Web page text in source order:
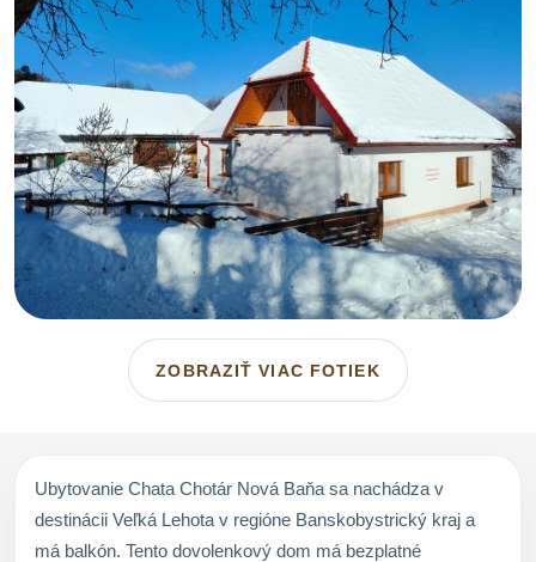
ZOBRAZIŤ VIAC FOTIEK
Ubytovanie Chata Chotár Nová Baňa sa nachádza v
destinácii Veľká Lehota v regióne Banskobystrický kraj a
má balkón. Tento dovolenkový dom má bezplatné